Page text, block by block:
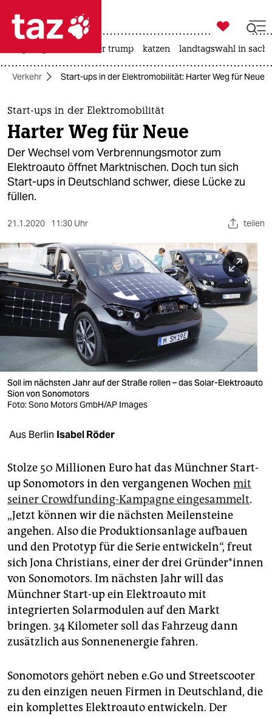
 taz zahl ich
taz zahl ich
themen
politik
öko
gesellschaft
kultur
sport
berlin
nord
wahrheit
verlag
verlag
veranstaltungen
unterstützen
abo
genossenschaft
epaper login

taz zahl ich
usa unter trump katzen landtagswahl in
Verkehr Start-ups in der Elektromobilität: Harter Weg für Neue
Start-ups in der Elektromobilität
Harter Weg für Neue
Der Wechsel vom Verbrennungsmotor zum
Elektroauto öffnet Marktnischen. Doch tun sich
Start-ups in Deutschland schwer, diese Lücke zu
füllen.
21.1.2020 11:30 Uhr teilen
Soll im nächsten Jahr auf der Straße rollen – das Solar-Elektroauto
Sion von Sonomotors
Foto: Sono Motors GmbH/AP Images
Aus Berlin Isabel Röder
Stolze 50 Millionen Euro hat das Münchner Start-
up Sonomotors in den vergangenen Wochen mit
seiner Crowdfunding-Kampagne eingesammelt.
„Jetzt können wir die nächsten Meilensteine
angehen. Also die Produktionsanlage aufbauen
und den Prototyp für die Serie entwickeln“, freut
sich Jona Christians, einer der drei Gründer*in­nen
von Sonomotors. Im nächsten Jahr will das
Münchner Start-up ein Elektroauto mit
integrierten Solarmodulen auf den Markt
bringen. 34 Kilometer soll das Fahrzeug dann
zusätzlich aus Sonnenenergie fahren.
Sonomotors gehört neben e.Go und Streetscooter
zu den einzigen neuen Firmen in Deutschland, die
ein komplettes Elektroauto entwickeln. Der